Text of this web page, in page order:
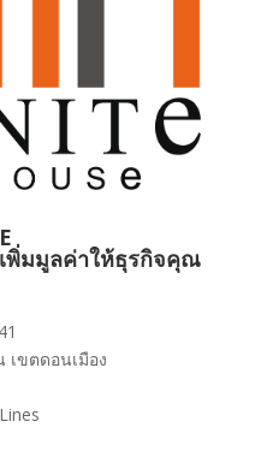
พิ่มมูลค่าให้ธุรกิจคุณ
ขตดอนเมือง